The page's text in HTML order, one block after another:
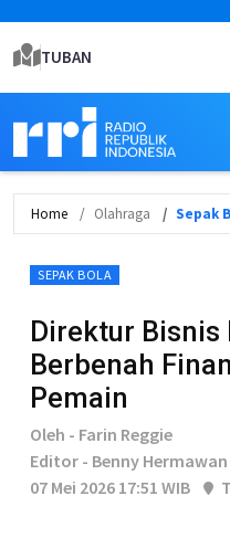
TUBAN
Home Olahraga Sepak
SEPAK BOLA
Direktur Bisnis
Berbenah
Pemain
Oleh - Farin Reggie
Editor - Benny Hermawan
07 Mei 2026 17:51 WIB